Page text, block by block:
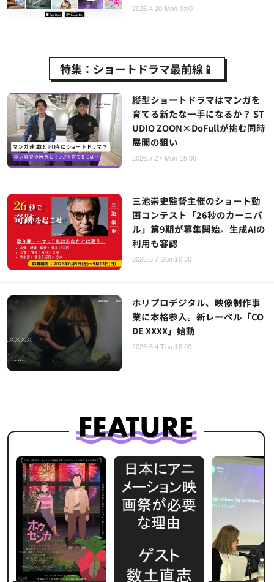
2026.4.20 Mon 9:00
特集：ショートドラマ最前線📱
縦型ショートドラマはマンガを
育てる新たな一手になるか？ ST
UDIO ZOON×DoFullが挑む同時
展開の狙い
2026.7.27 Mon 15:00
三池崇史監督主催のショート動
画コンテスト「26秒のカーニバ
ル」第9期が募集開始。生成AIの
利用も容認
2026.6.7 Sun 10:30
ホリプロデジタル、映像制作事
業に本格参入。新レーベル「CO
DE XXXX」始動
2026.6.4 Thu 18:00